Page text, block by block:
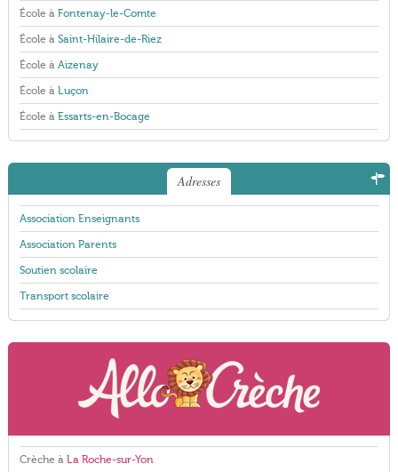
École à Fontenay-le-Comte
École à Saint-Hilaire-de-Riez
École à Aizenay
École à Luçon
École à Essarts-en-Bocage
Adresses
Association Enseignants
Association Parents
Soutien scolaire
Transport scolaire
Crèche à La Roche-sur-Yon